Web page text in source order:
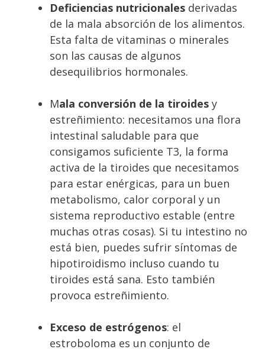
Deficiencias nutricionales derivadas
de la mala absorción de los alimentos.
Esta falta de vitaminas o minerales
son las causas de algunos
desequilibrios hormonales.
Mala conversión de la tiroides y
estreñimiento: necesitamos una flora
intestinal saludable para que
consigamos suficiente T3, la forma
activa de la tiroides que necesitamos
para estar enérgicas, para un buen
metabolismo, calor corporal y un
sistema reproductivo estable (entre
muchas otras cosas). Si tu intestino no
está bien, puedes sufrir síntomas de
hipotiroidismo incluso cuando tu
tiroides está sana. Esto también
provoca estreñimiento.
Exceso de estrógenos: el
estroboloma es un conjunto de